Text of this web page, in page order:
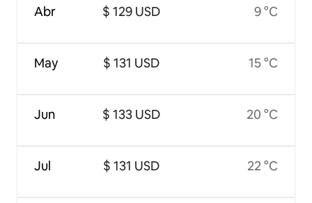
Abr
May
Jun
Jul
$ 129 USD
$ 131 USD
$ 133 USD
$ 131 USD
9 °C
15 °C
20 °C
22 °C